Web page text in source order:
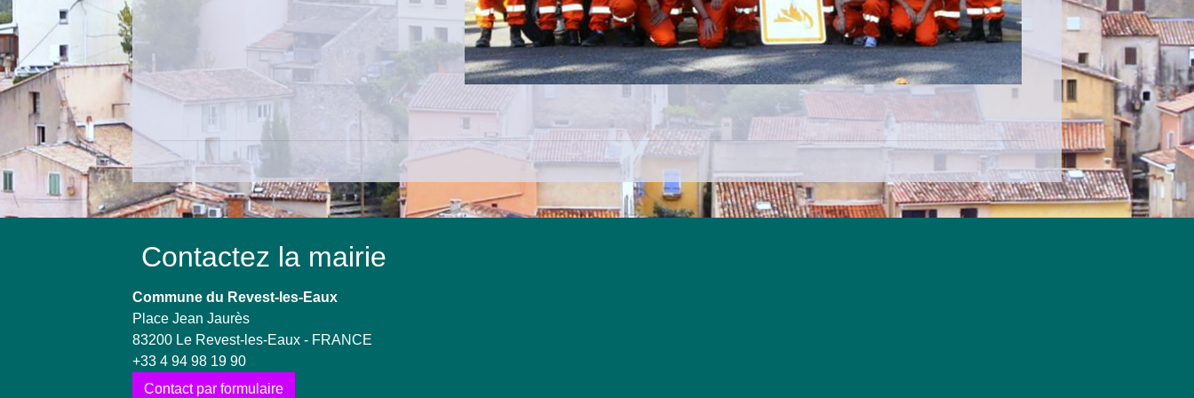
Contactez la mairie
Commune du Revest-les-Eaux
Place Jean Jaurès
83200 Le Revest-les-Eaux - FRANCE
+33 4 94 98 19 90
Contact par formulaire